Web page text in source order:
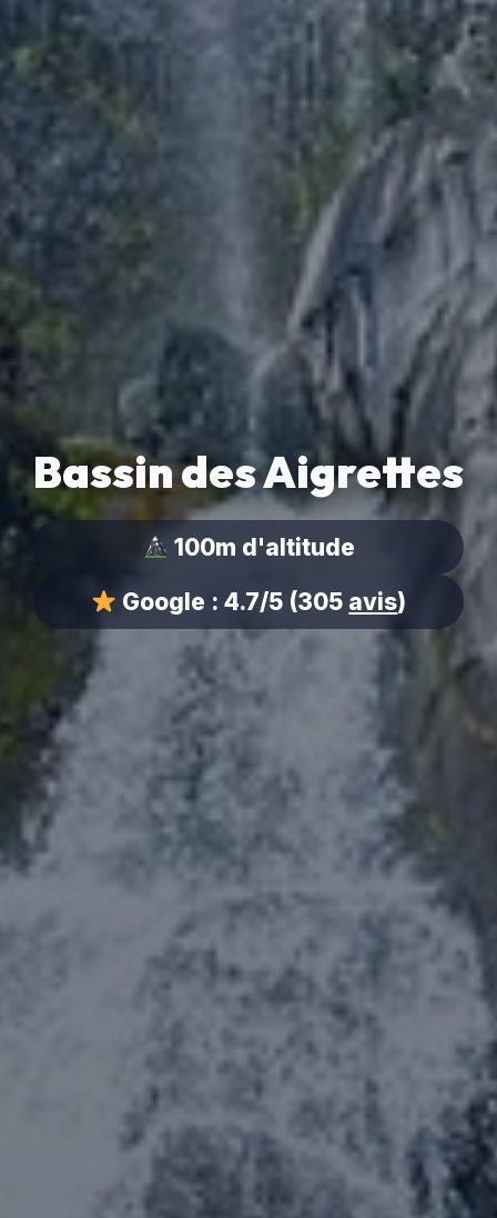
Bassin des Aigrettes
100m d'altitude
Google :4.7/5 (305 avis)